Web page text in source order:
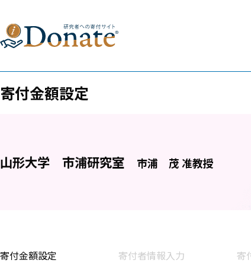
寄付金額設定
山形大学 市浦研究室 市浦 茂 准教授
寄付金額設定 寄付者情報入力 寄